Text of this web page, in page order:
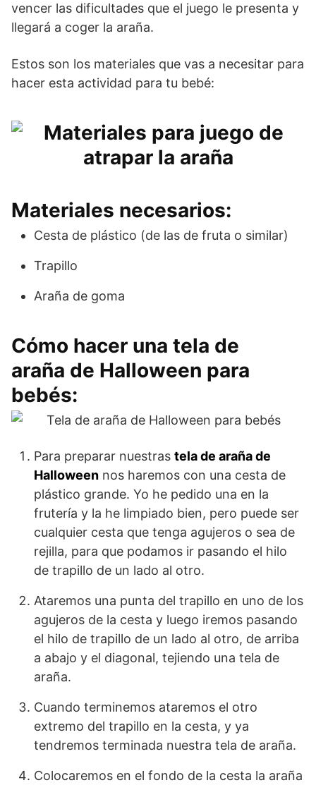
vencer las dificultades que el juego le presenta y
llegará a coger la araña.
Estos son los materiales que vas a necesitar para
hacer esta actividad para tu bebé:
Materiales necesarios:
Cesta de plástico (de las de fruta o similar)
Trapillo
Araña de goma
Cómo hacer una tela de
araña de Halloween para
bebés:
Para preparar nuestras tela de araña de
Halloween nos haremos con una cesta de
plástico grande. Yo he pedido una en la
frutería y la he limpiado bien, pero puede ser
cualquier cesta que tenga agujeros o sea de
rejilla, para que podamos ir pasando el hilo
de trapillo de un lado al otro.
Ataremos una punta del trapillo en uno de los
agujeros de la cesta y luego iremos pasando
el hilo de trapillo de un lado al otro, de arriba
a abajo y el diagonal, tejiendo una tela de
araña.
Cuando terminemos ataremos el otro
extremo del trapillo en la cesta, y ya
tendremos terminada nuestra tela de araña.
Colocaremos en el fondo de la cesta la araña